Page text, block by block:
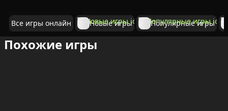
Все игры онлайн Новые игры Популярные игры
Похожие игры